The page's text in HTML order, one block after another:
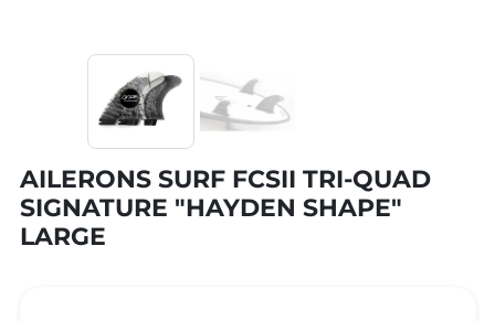
AILERONS SURF FCSII TRI-QUAD
SIGNATURE "HAYDEN SHAPE"
LARGE